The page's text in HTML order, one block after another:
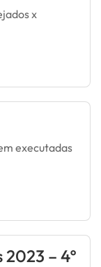
x
executadas
– 4º